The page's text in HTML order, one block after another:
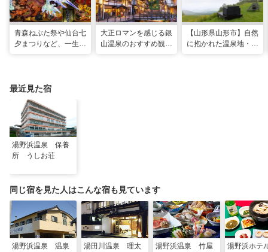
青森ねぶた祭や仙台七
夕まつりなど、一生に
大正ロマンを感じる銀
山温泉のおすすめ観光
【山形県山形市】自然
に抱かれた温泉地・蔵
最近見た宿
湯野浜温泉 保養
所 うしお荘
同じ宿を見た人はこんな宿も見ています
湯野浜温泉 温泉
湯田川温泉 理太
湯野浜温泉 竹屋
湯野浜ホテ